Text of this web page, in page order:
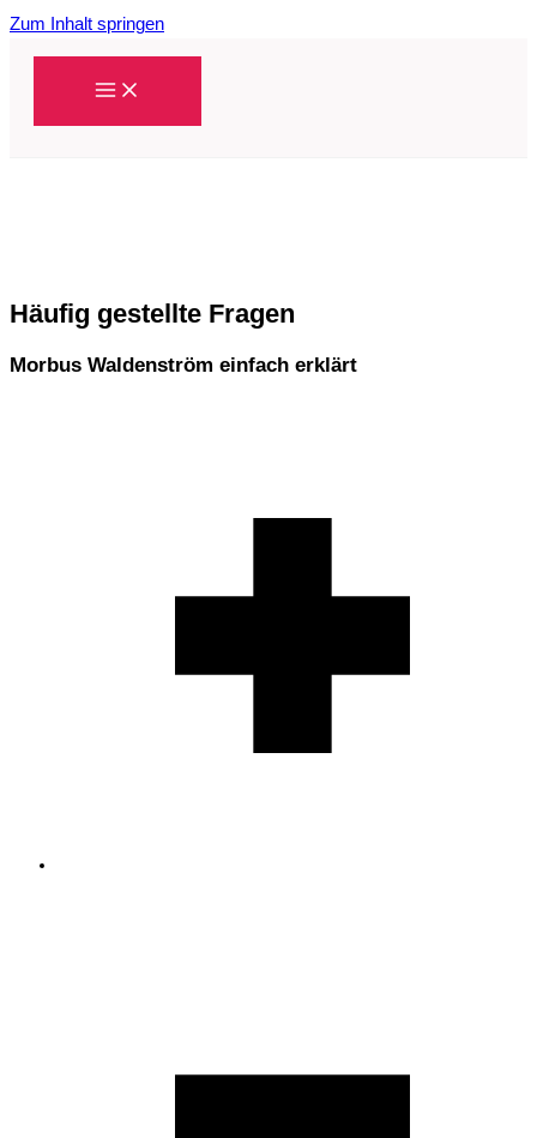
Zum Inhalt springen
Häufig gestellte Fragen
Morbus Waldenström einfach erklärt